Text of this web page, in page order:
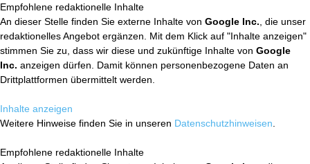
Empfohlene redaktionelle Inhalte
An dieser Stelle finden Sie externe Inhalte von Google Inc. , die unser
redaktionelles Angebot ergänzen. Mit dem Klick auf "Inhalte anzeigen"
stimmen Sie zu, dass wir diese und zukünftige Inhalte von Google
Inc. anzeigen dürfen. Damit können personenbezogene Daten an
Drittplattformen übermittelt werden.
Inhalte anzeigen
Weitere Hinweise finden Sie in unseren Datenschutzhinweisen
Empfohlene redaktionelle Inhalte